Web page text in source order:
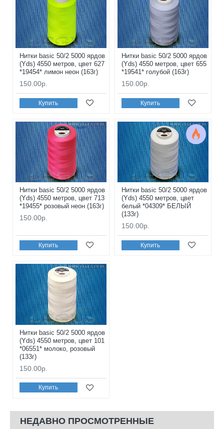
Нитки basic 50/2 5000 ярдов
(Yds) 4550 метров, цвет 627
*19454* лимон неон (163г)
150.00р.
Купить
Нитки basic 50/2 5000 ярдов
(Yds) 4550 метров, цвет 655
*19541* голубой (163г)
150.00р.
Купить
Нитки basic 50/2 5000 ярдов
(Yds) 4550 метров, цвет 713
*19455* розовый неон (163г)
150.00р.
Купить
Нитки basic 50/2 5000 ярдов
(Yds) 4550 метров, цвет
белый *04309* БЕЛЫЙ
(133г)
150.00р.
Купить
Нитки basic 50/2 5000 ярдов
(Yds) 4550 метров, цвет 101
*06551* молоко, розовый
(133г)
150.00р.
Купить
НЕДАВНО ПРОСМОТРЕННЫЕ